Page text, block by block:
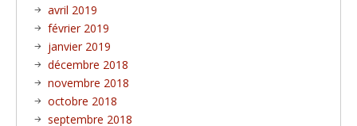
avril 2019
février 2019
janvier 2019
décembre 2018
novembre 2018
octobre 2018
septembre 2018